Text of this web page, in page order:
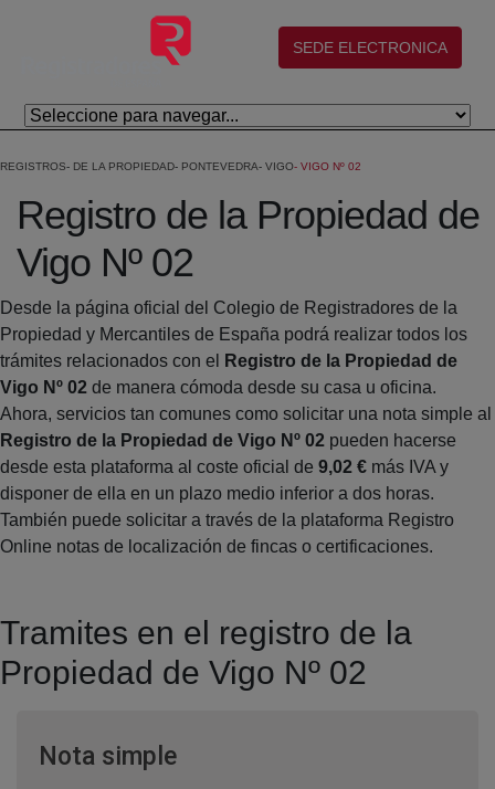
Salta al contingut principal
(abre en nueva ventana)
SEDE ELECTRONICA
REGISTROS DE LA PROPIEDAD PONTEVEDRA VIGO VIGO Nº 02
Registro de la Propiedad de
Vigo Nº 02
Desde la página oficial del Colegio de Registradores de la
Propiedad y Mercantiles de España podrá realizar todos los
trámites relacionados con el
Registro de la Propiedad de
Vigo Nº 02 de manera cómoda desde su casa u oficina.
Ahora, servicios tan comunes como solicitar una nota simple al
Registro de la Propiedad de Vigo Nº 02 pueden hacerse
desde esta plataforma al coste oficial de 9,02 € más IVA y
disponer de ella en un plazo medio inferior a dos horas.
También puede solicitar a través de la plataforma Registro
Online notas de localización de fincas o certificaciones.
Tramites en el registro de la
Propiedad de Vigo Nº 02
Nota simpleVentana nueva